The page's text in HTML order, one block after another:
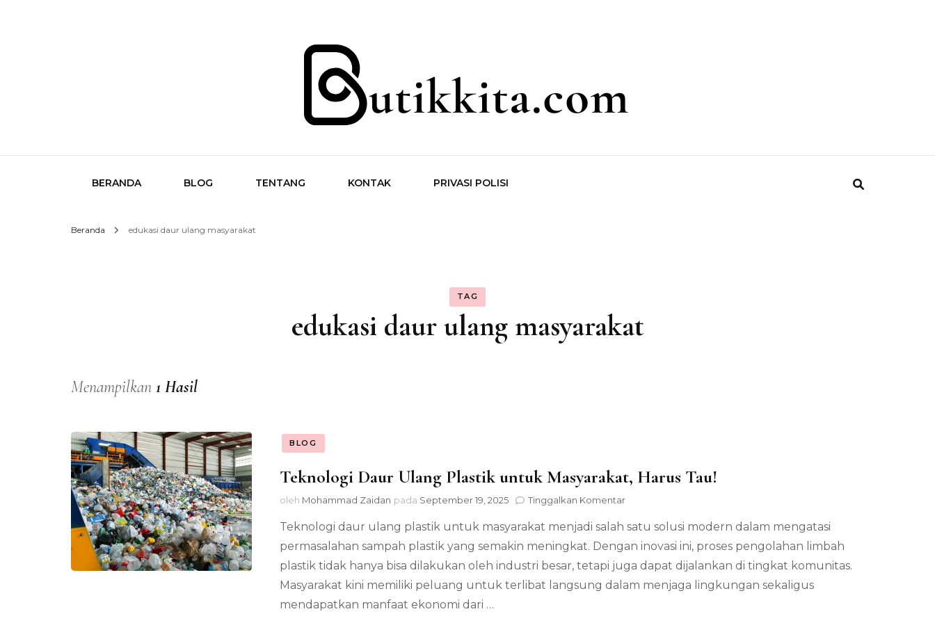
butikkita.com
BERANDA BLOG TENTANG KONTAK PRIVASI POLISI
Beranda edukasi daur ulang masyarakat
TAG
edukasi daur ulang masyarakat
Menampilkan 1 Hasil
BLOG
Teknologi Daur Ulang Plastik untuk Masyarakat, Harus Tau!
oleh Mohammad Zaidan pada September 19, 2025 Tinggalkan Komentarpada
Daur
Ulang
untuk
Masyarakat,
Teknologi daur ulang plastik untuk masyarakat menjadi salah satu solusi modern dalam mengatasi
permasalahan sampah plastik yang semakin meningkat. Dengan inovasi ini, proses pengolahan limbah
plastik tidak hanya bisa dilakukan oleh industri besar, tetapi juga dapat dijalankan di tingkat komunitas.
Masyarakat kini memiliki peluang untuk terlibat langsung dalam menjaga lingkungan sekaligus
mendapatkan manfaat ekonomi dari …